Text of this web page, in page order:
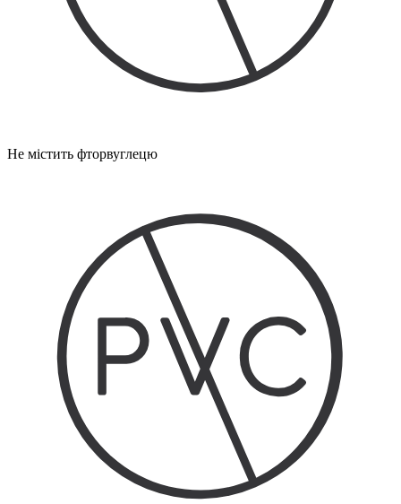
Не містить фторвуглецю